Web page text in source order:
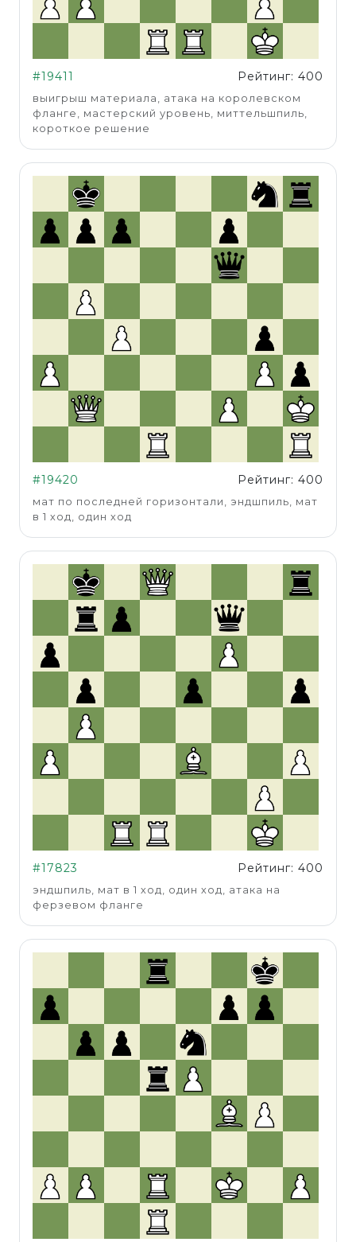
#19411 Рейтинг: 400
выигрыш материала, атака на королевском
фланге, мастерский уровень, миттельшпиль,
короткое решение
#19420 Рейтинг: 400
мат по последней горизонтали, эндшпиль, мат
в 1 ход, один ход
#17823 Рейтинг: 400
эндшпиль, мат в 1 ход, один ход, атака на
ферзевом фланге